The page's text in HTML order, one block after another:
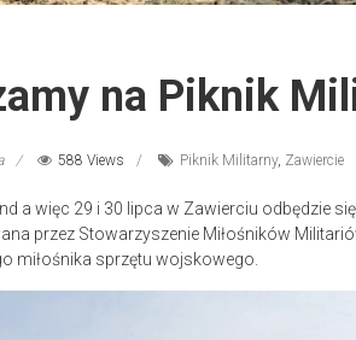
na Piknik
588 Views Piknik Militarny, Zawiercie
a więc 29 i 30 lipca w Zawierciu odbędzie się
przez Stowarzyszenie Miłośników
miłośnika sprzętu wojskowego.